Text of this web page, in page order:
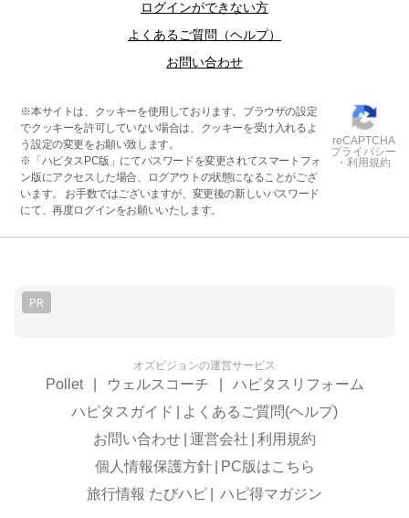
ログインができない方
よくあるご質問（ヘルプ）
お問い合わせ
※本サイトは、クッキーを使用しております。ブラウザの設定
でクッキーを許可していない場合は、クッキーを受け入れるよ
う設定の変更をお願い致します。
※「ハピタスPC版」にてパスワードを変更されてスマートフォ
ン版にアクセスした場合、ログアウトの状態になることがござ
います。 お手数ではございますが、変更後の新しいパスワード
にて、再度ログインをお願いいたします。
reCAPTCHA
プライバシー
・利用規約
PR
オズビジョンの運営サービス
Pollet ウェルスコーチ
ハピタスリフォーム
ハピタスガイド
よくあるご質問(ヘルプ)
お問い合わせ 運営会社
利用規約
個人情報保護方針
PC版はこちら
旅行情報 たびハピ
ハピ得マガジン